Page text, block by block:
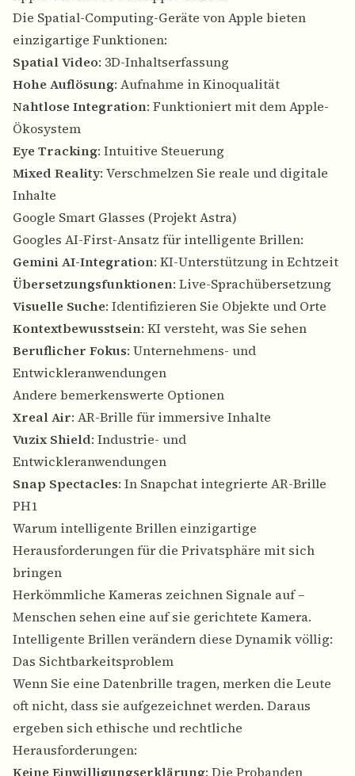
Die Spatial-Computing-Geräte von Apple bieten
einzigartige Funktionen:
Spatial Video: 3D-Inhaltserfassung
Hohe Auflösung: Aufnahme in Kinoqualität
Nahtlose Integration: Funktioniert mit dem Apple-
Ökosystem
Eye Tracking: Intuitive Steuerung
Mixed Reality: Verschmelzen Sie reale und digitale
Inhalte
Google Smart Glasses (Projekt Astra)
Googles AI-First-Ansatz für intelligente Brillen:
Gemini AI-Integration: KI-Unterstützung in Echtzeit
Übersetzungsfunktionen: Live-Sprachübersetzung
Visuelle Suche: Identifizieren Sie Objekte und Orte
Kontextbewusstsein: KI versteht, was Sie sehen
Beruflicher Fokus: Unternehmens- und
Entwickleranwendungen
Andere bemerkenswerte Optionen
Xreal Air: AR-Brille für immersive Inhalte
Vuzix Shield: Industrie- und
Entwickleranwendungen
Snap Spectacles: In Snapchat integrierte AR-Brille
PH1
Warum intelligente Brillen einzigartige
Herausforderungen für die Privatsphäre mit sich
bringen
Herkömmliche Kameras zeichnen Signale auf –
Menschen sehen eine auf sie gerichtete Kamera.
Intelligente Brillen verändern diese Dynamik völlig:
Das Sichtbarkeitsproblem
Wenn Sie eine Datenbrille tragen, merken die Leute
oft nicht, dass sie aufgezeichnet werden. Daraus
ergeben sich ethische und rechtliche
Herausforderungen:
Keine Einwilligungserklärung: Die Probanden